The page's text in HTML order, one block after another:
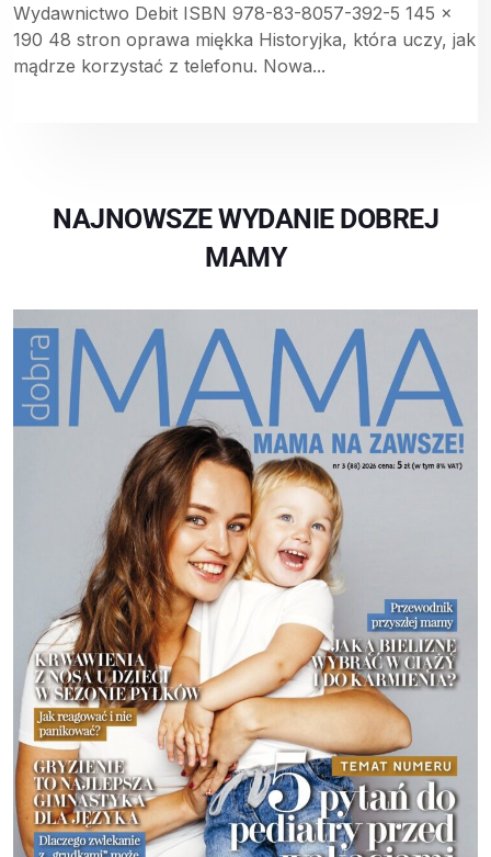
Wydawnictwo Debit ISBN 978-83-8057-392-5 145 x
190 48 stron oprawa miękka Historyjka, która uczy, jak
mądrze korzystać z telefonu. Nowa...
NAJNOWSZE WYDANIE DOBREJ
MAMY